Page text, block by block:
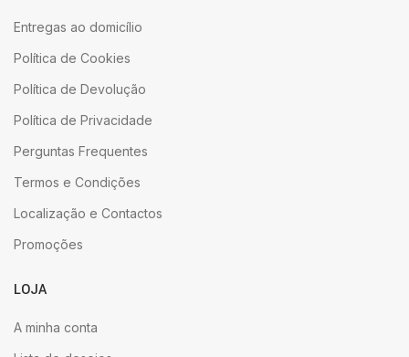
Entregas ao domicílio
Política de Cookies
Política de Devolução
Política de Privacidade
Perguntas Frequentes
Termos e Condições
Localização e Contactos
Promoções
LOJA
A minha conta